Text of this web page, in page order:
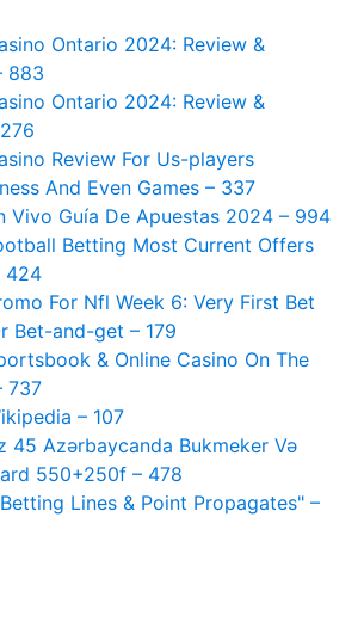
Ontario 2024: Review &
883
Ontario 2024: Review &
Review For Us-players
And Even Games – 337
Vivo Guía De Apuestas 2024 – 994
Betting Most Current Offers
424
For Nfl Week 6: Very First Bet
Bet-and-get – 179
& Online Casino On The
737
– 107
45 Azərbaycanda Bukmeker Və
550+250f – 478
Lines & Point Propagates" –